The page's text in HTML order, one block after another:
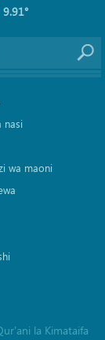
9.91°
nasi
wa maoni
la Kimataifa